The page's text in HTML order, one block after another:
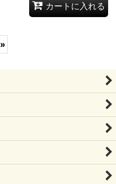
カートに入れる
»